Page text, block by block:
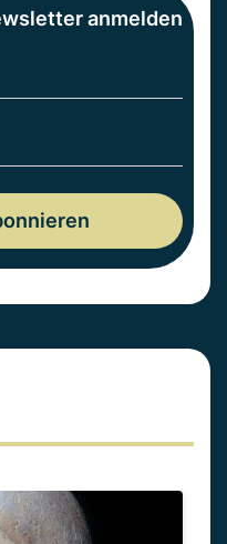
anmelden